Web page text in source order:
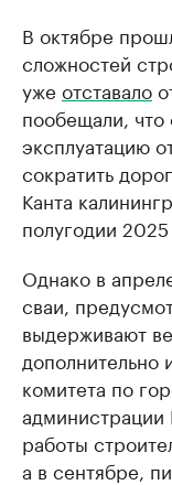
В октябре
сложностей
уже отставало
пообещали, что
эксплуатацию
сократить
Канта
полугодии 2025
Однако в
сваи,
выдерживают
дополнительно
комитета по
работы
а в сентябре,